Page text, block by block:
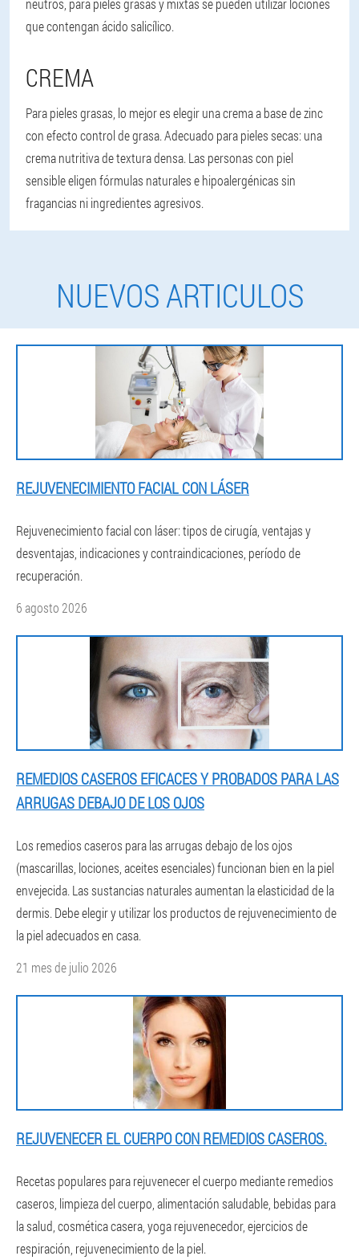
neutros, para pieles grasas y mixtas se pueden utilizar lociones
que contengan ácido salicílico.
CREMA
Para pieles grasas, lo mejor es elegir una crema a base de zinc
con efecto control de grasa. Adecuado para pieles secas: una
crema nutritiva de textura densa. Las personas con piel
sensible eligen fórmulas naturales e hipoalergénicas sin
fragancias ni ingredientes agresivos.
NUEVOS ARTICULOS
REJUVENECIMIENTO FACIAL CON LÁSER
Rejuvenecimiento facial con láser: tipos de cirugía, ventajas y
desventajas, indicaciones y contraindicaciones, período de
recuperación.
6 agosto 2026
REMEDIOS CASEROS EFICACES Y PROBADOS PARA LAS
ARRUGAS DEBAJO DE LOS OJOS
Los remedios caseros para las arrugas debajo de los ojos
(mascarillas, lociones, aceites esenciales) funcionan bien en la piel
envejecida. Las sustancias naturales aumentan la elasticidad de la
dermis. Debe elegir y utilizar los productos de rejuvenecimiento de
la piel adecuados en casa.
21 mes de julio 2026
REJUVENECER EL CUERPO CON REMEDIOS CASEROS.
Recetas populares para rejuvenecer el cuerpo mediante remedios
caseros, limpieza del cuerpo, alimentación saludable, bebidas para
la salud, cosmética casera, yoga rejuvenecedor, ejercicios de
respiración, rejuvenecimiento de la piel.